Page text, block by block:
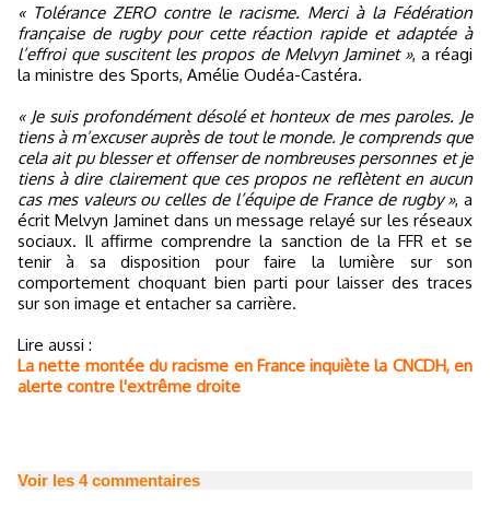
« Tolérance ZERO contre le racisme. Merci à la Fédération
française de rugby pour cette réaction rapide et adaptée à
l’effroi que suscitent les propos de Melvyn Jaminet », a réagi
la ministre des Sports, Amélie Oudéa-Castéra.
« Je suis profondément désolé et honteux de mes paroles. Je
tiens à m’excuser auprès de tout le monde. Je comprends que
cela ait pu blesser et offenser de nombreuses personnes et je
tiens à dire clairement que ces propos ne reflètent en aucun
cas mes valeurs ou celles de l’équipe de France de rugby », a
écrit Melvyn Jaminet dans un message relayé sur les réseaux
sociaux. Il affirme comprendre la sanction de la FFR et se
tenir à sa disposition pour faire la lumière sur son
comportement choquant bien parti pour laisser des traces
sur son image et entacher sa carrière.
Lire aussi :
La nette montée du racisme en France inquiète la CNCDH, en
alerte contre l'extrême droite
Voir les 4commentaires